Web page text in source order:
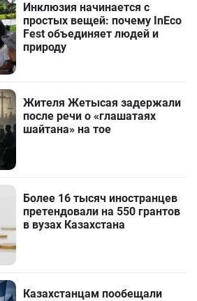
Инклюзия начинается с
простых вещей: почему InEco
Fest объединяет людей и
природу
Жителя Жетысая задержали
после речи о «глашатаях
шайтана» на тое
Более 16 тысяч иностранцев
претендовали на 550 грантов
в вузах Казахстана
Казахстанцам пообещали